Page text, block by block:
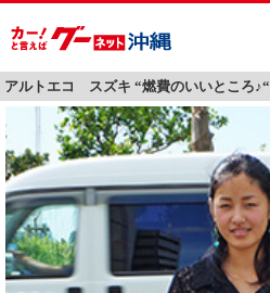
アルトエコ スズキ “燃費のいいところ♪“